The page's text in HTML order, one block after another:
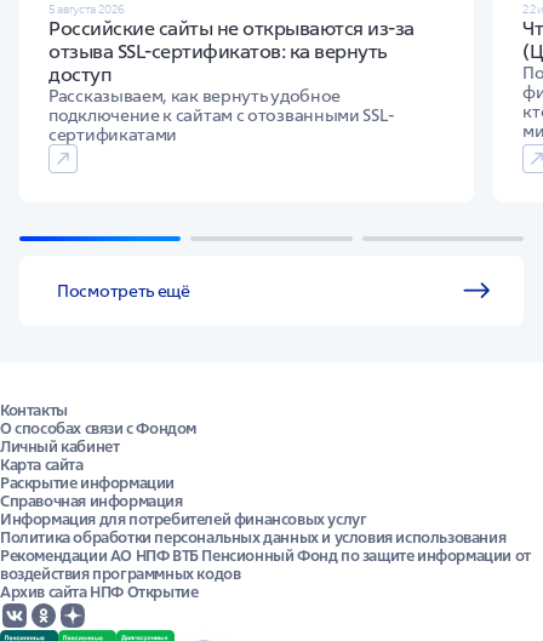
5 августа 2026
Российские сайты не открываются из-за
отзыва SSL-сертификатов: ка вернуть
доступ
Рассказываем, как вернуть удобное
подключение к сайтам с отозванными SSL-
сертификатами
22
Посмотреть ещё
Контакты
О способах связи с Фондом
Личный кабинет
Карта сайта
Раскрытие информации
Справочная информация
Информация для потребителей финансовых услуг
Политика обработки персональных данных и условия использования
Рекомендации АО НПФ ВТБ Пенсионный Фонд по защите информации от
воздействия программных кодов
Архив сайта НПФ Открытие